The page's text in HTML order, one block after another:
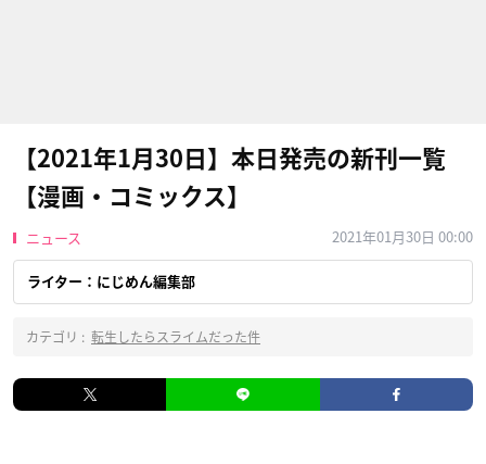
【2021年1月30日】本日発売の新刊一覧
【漫画・コミックス】
ニュース 2021年01月30日 00:00
ライター：にじめん編集部
カテゴリ : 転生したらスライムだった件